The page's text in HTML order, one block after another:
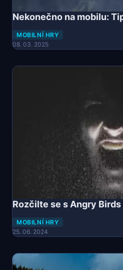
Nekonečno na mobilu:
MOBILNÍ HRY
08. 03. 2025
Rozčilte se s Angry Birds
MOBILNÍ HRY
25. 06. 2024